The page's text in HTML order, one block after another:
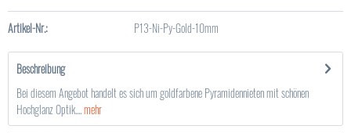
Artikel-Nr.: P13-Ni-Py-Gold-10mm
Beschreibung
Bei diesem Angebot handelt es sich um goldfarbene Pyramidennieten mit schönen
Hochglanz Optik....mehr